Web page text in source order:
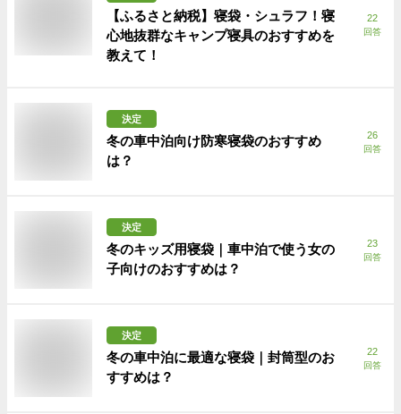
【ふるさと納税】寝袋・シュラフ！寝
心地抜群なキャンプ寝具のおすすめを
教えて！
22
回答
決定
冬の車中泊向け防寒寝袋のおすすめ
は？
26
回答
決定
冬のキッズ用寝袋｜車中泊で使う女の
子向けのおすすめは？
23
回答
決定
冬の車中泊に最適な寝袋｜封筒型のお
すすめは？
22
回答